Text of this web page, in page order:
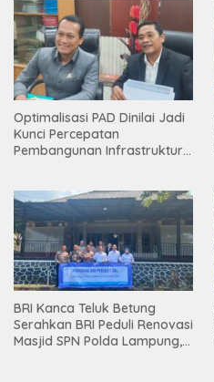
Optimalisasi PAD Dinilai Jadi
Kunci Percepatan
Pembangunan Infrastruktur
BRI Kanca Teluk Betung
Serahkan BRI Peduli Renovasi
Masjid SPN Polda Lampung,